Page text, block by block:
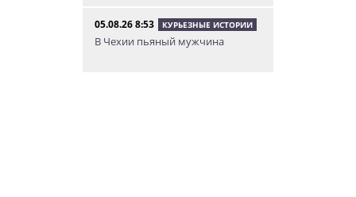
05.08.26 8:53 КУРЬЕЗНЫЕ ИСТОРИИ
В Чехии пьяный мужчина